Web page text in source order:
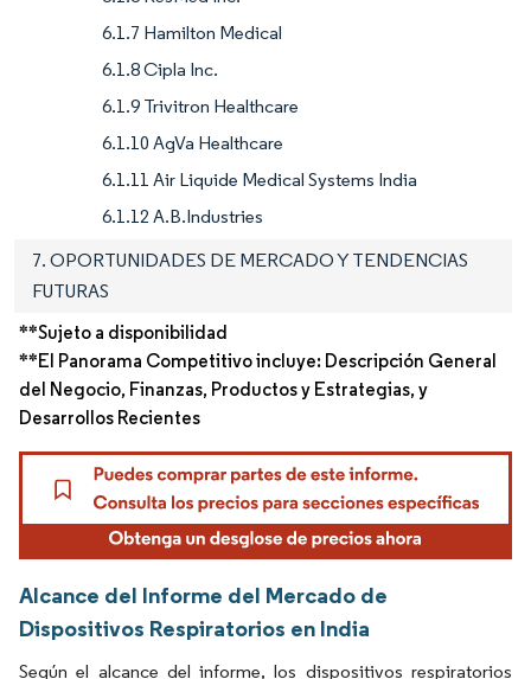
6.1.7 Hamilton Medical
6.1.8 Cipla Inc.
6.1.9 Trivitron Healthcare
6.1.10 AgVa Healthcare
6.1.11 Air Liquide Medical Systems India
6.1.12 A.B.Industries
7. OPORTUNIDADES DE MERCADO Y TENDENCIAS
FUTURAS
**Sujeto a disponibilidad
**El Panorama Competitivo incluye: Descripción General
del Negocio, Finanzas, Productos y Estrategias, y
Desarrollos Recientes
Alcance del Informe del Mercado de
Dispositivos Respiratorios en India
Según el alcance del informe, los dispositivos respiratorios